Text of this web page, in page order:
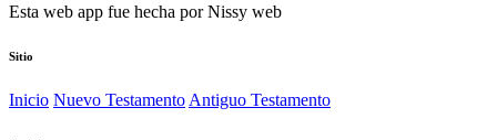
Esta web app fue hecha porNissy web
Sitio
Inicio Nuevo Testamento Antiguo Testamento